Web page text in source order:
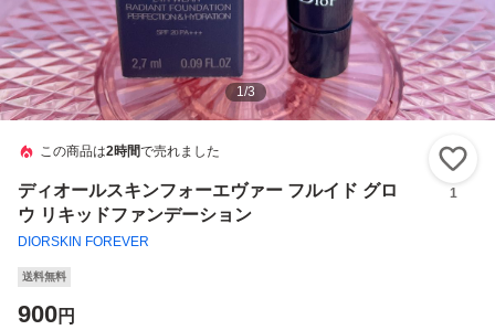
1/3
この商品は2時間で売れました
ディオールスキンフォーエヴァー フルイド グロ
ウ リキッドファンデーション
DIORSKIN FOREVER
1
送料無料
900円